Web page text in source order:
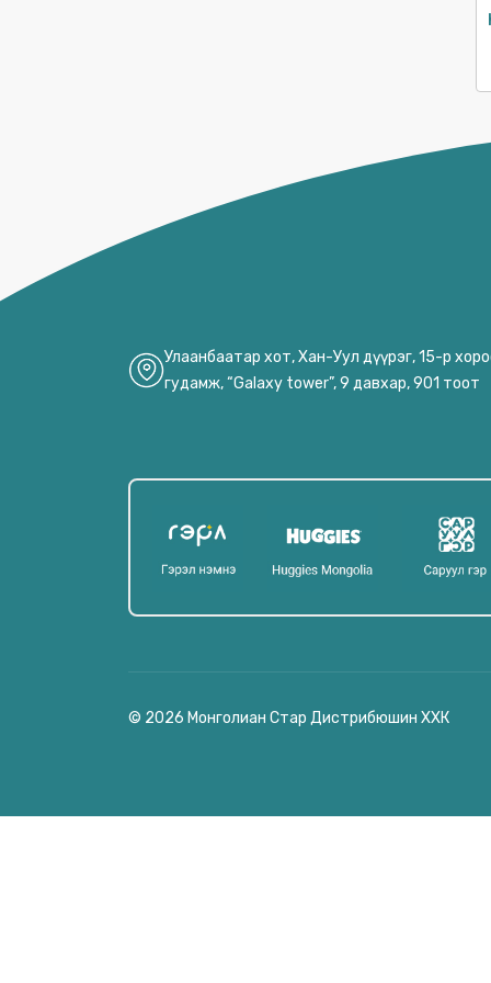
Улаанбаатар хот, Хан-Уул дүүрэг, 15-р
гудамж, “Galaxy tower”, 9 давхар, 901 тоот
© 2026 Монголиан Стар Дистрибюшин ХХК